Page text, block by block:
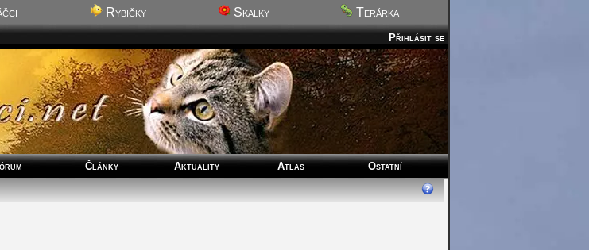
Rybičky Skalky Terárka
Přihlásit se
Články Aktuality Atlas
Ostatní